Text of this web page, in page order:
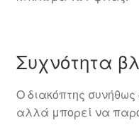
Συχνότητα
Ο διακόπτης
αλλά μπορεί να